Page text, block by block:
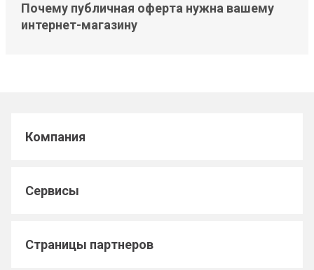
Почему публичная оферта нужна вашему
интернет-магазину
Компания
Сервисы
Страницы партнеров